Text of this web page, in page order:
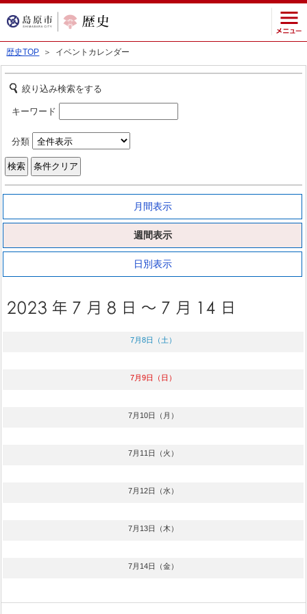
歴史TOP ＞ イベントカレンダー
絞り込み検索をする
キーワード
分類
月間表示
週間表示
日別表示
7月8日（土）
7月9日（日）
7月10日（月）
7月11日（火）
7月12日（水）
7月13日（木）
7月14日（金）